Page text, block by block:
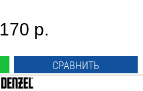
р.
СРАВНИТЬ